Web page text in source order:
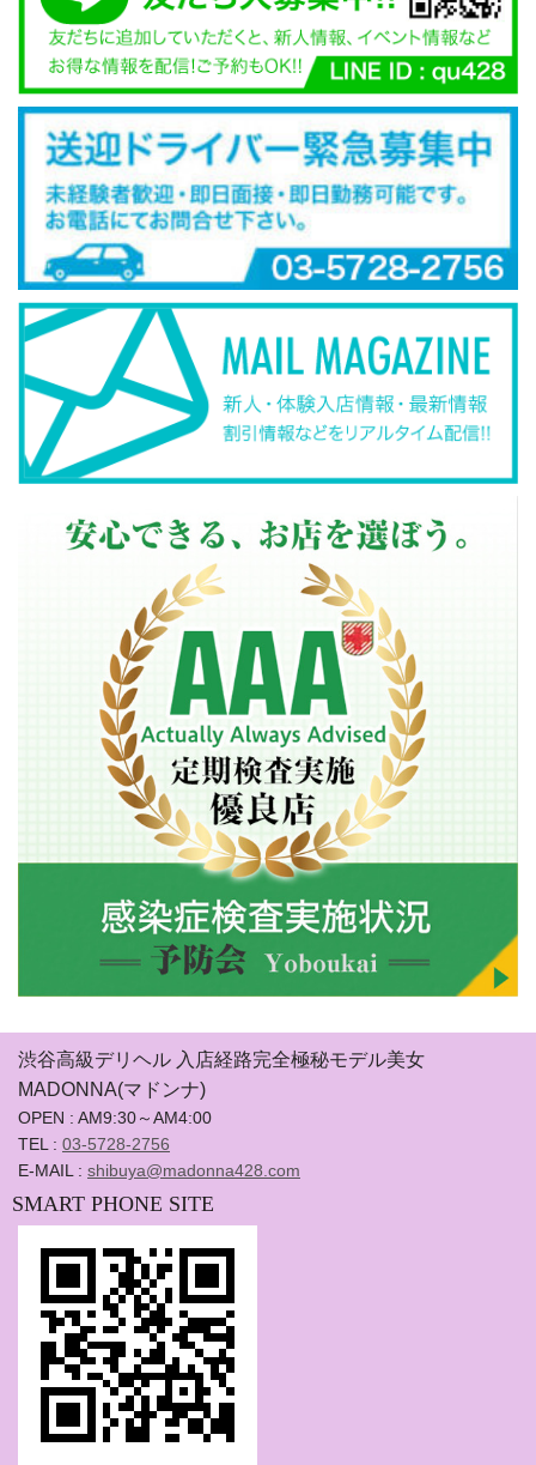
渋谷高級デリヘル 入店経路完全極秘モデル美女
MADONNA(マドンナ)
OPEN : AM9:30～AM4:00
TEL : 03-5728-2756
E-MAIL : shibuya@madonna428.com
SMART PHONE SITE